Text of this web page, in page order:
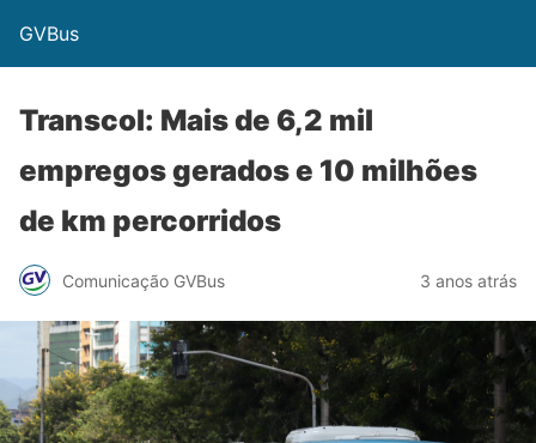
GVBus
Transcol: Mais de 6,2 mil
empregos gerados e 10 milhões
de km percorridos
Comunicação GVBus 3 anos atrás